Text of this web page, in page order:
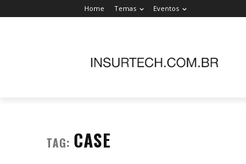
Home Temas Eventos
TAG: CASE